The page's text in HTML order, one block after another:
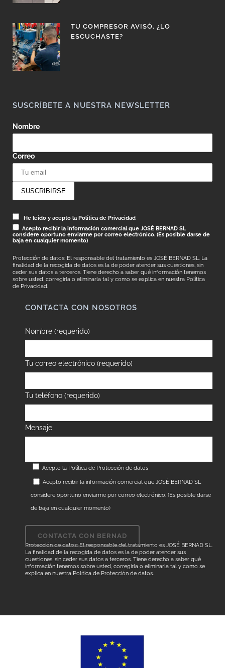
TU COMPRESOR AVISÓ. ¿LO
ESCUCHASTE?
SUSCRÍBETE A NUESTRA NEWSLETTER
Nombre
Correo
He leído y acepto la Política de Privacidad
Acepto recibir la información comercial que JOSÉ BERNAD SL
considere oportuno enviarme por correo electrónico. (Es posible darse de
baja en cualquier momento)
Protección de datos: El responsable del tratamiento es JOSÉ BERNAD SL. La
finalidad de la recogida de datos es la de poder atender sus cuestiones, sin
ceder sus datos a terceros. Tiene derecho a saber qué información tenemos
sobre usted, corregirla o eliminarla tal y como se explica en nuestra Política
de Privacidad.
CONTACTA CON NOSOTROS
Nombre (requerido)
Tu correo electrónico (requerido)
Tu teléfono (requerido)
Mensaje
Acepto la Política de Protección de datos
Acepto recibir la información comercial que JOSÉ BERNAD SL
considere oportuno enviarme por correo electrónico. (Es posible darse
de baja en cualquier momento)
Protección de datos: El responsable del tratamiento es JOSÉ BERNAD SL.
La finalidad de la recogida de datos es la de poder atender sus
cuestiones, sin ceder sus datos a terceros. Tiene derecho a saber qué
información tenemos sobre usted, corregirla o eliminarla tal y como se
explica en nuestra Política de Protección de datos